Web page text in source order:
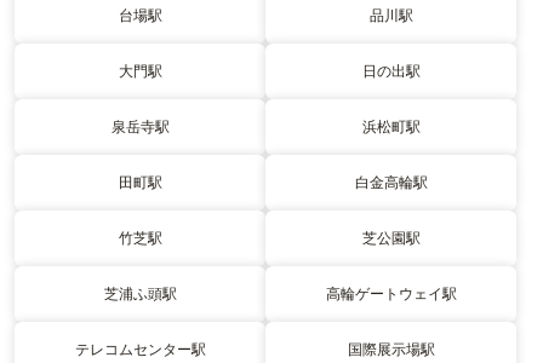
台場駅 品川駅
大門駅 日の出駅
泉岳寺駅 浜松町駅
田町駅 白金高輪駅
竹芝駅 芝公園駅
芝浦ふ頭駅 高輪ゲートウェイ駅
テレコムセンター駅 国際展示場駅